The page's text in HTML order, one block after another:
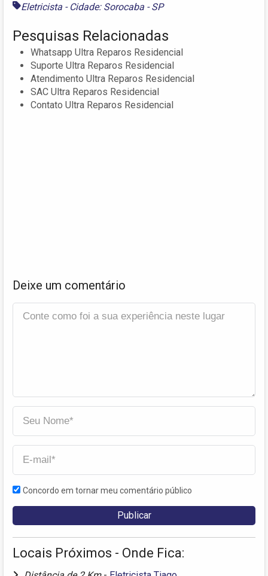
Eletricista - Cidade: Sorocaba - SP
Pesquisas Relacionadas
Whatsapp Ultra Reparos Residencial
Suporte Ultra Reparos Residencial
Atendimento Ultra Reparos Residencial
SAC Ultra Reparos Residencial
Contato Ultra Reparos Residencial
Deixe um comentário
Concordo em tornar meu comentário público
Locais Próximos - Onde Fica: